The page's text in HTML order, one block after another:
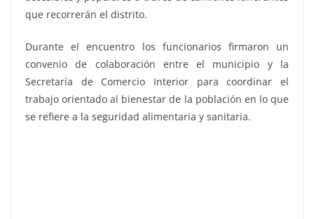
que recorrerán el distrito.
Durante el encuentro los funcionarios firmaron un
convenio de colaboración entre el municipio y la
Secretaría de Comercio Interior para coordinar el
trabajo orientado al bienestar de la población en lo que
se refiere a la seguridad alimentaria y sanitaria.